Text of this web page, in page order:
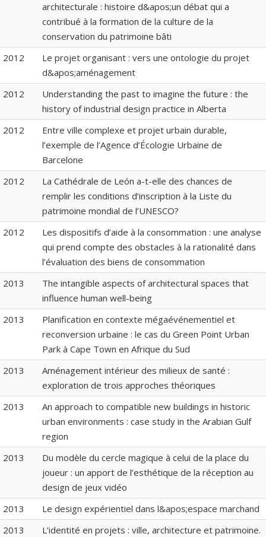
architecturale : histoire d&apos;un débat qui a
contribué à la formation de la culture de la
conservation du patrimoine bâti
2012
Le projet organisant : vers une ontologie du projet
d&apos;aménagement
2012
Understanding the past to imagine the future : the
history of industrial design practice in Alberta
2012
Entre ville complexe et projet urbain durable,
l’exemple de l’Agence d’Écologie Urbaine de
Barcelone
2012
La Cathédrale de León a-t-elle des chances de
remplir les conditions d’inscription à la Liste du
patrimoine mondial de l’UNESCO?
2012
Les dispositifs d’aide à la consommation : une analyse
qui prend compte des obstacles à la rationalité dans
l’évaluation des biens de consommation
2013
The intangible aspects of architectural spaces that
influence human well-being
2013
Planification en contexte mégaévénementiel et
reconversion urbaine : le cas du Green Point Urban
Park à Cape Town en Afrique du Sud
2013
Aménagement intérieur des milieux de santé :
exploration de trois approches théoriques
2013
An approach to compatible new buildings in historic
urban environments : case study in the Arabian Gulf
region
2013
Du modèle du cercle magique à celui de la place du
joueur : un apport de l’esthétique de la réception au
design de jeux vidéo
2013
Le design expérientiel dans l&apos;espace marchand
2013
L’identité en projets : ville, architecture et patrimoine.